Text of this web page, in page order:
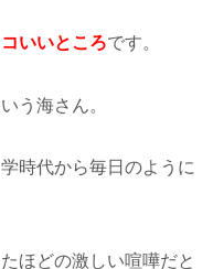
いいところです。
う海さん。
時代から毎日のように
ほどの激しい喧嘩だと